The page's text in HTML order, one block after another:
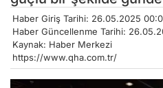
Haber Giriş Tarihi: 26.05.2025
Haber Güncellenme Tarihi:
Kaynak: Haber Merkezi
https://www.qha.com.tr/